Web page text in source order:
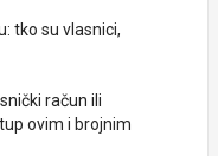
tko su vlasnici,
račun ili
ovim i brojnim